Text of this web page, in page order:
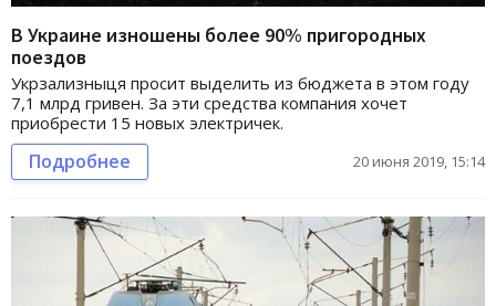
В Украине изношены более 90% пригородных
поездов
Укрзализныця просит выделить из бюджета в этом году
7,1 млрд гривен. За эти средства компания хочет
приобрести 15 новых электричек.
Подробнее 20 июня 2019, 15:14